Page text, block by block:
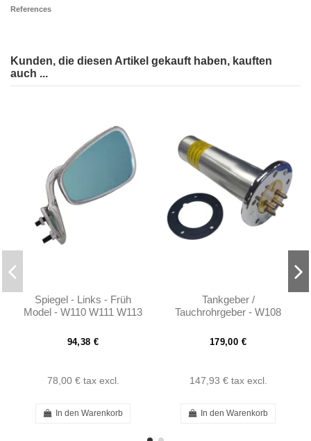
References
Kunden, die diesen Artikel gekauft haben, kauften
auch ...
Spiegel - Links - Früh
Model - W110 W111 W113
94,38 €
78,00 € tax excl.
In den Warenkorb
Tankgeber /
Tauchrohrgeber - W108
W114 W115 -
11005421204 -...
179,00 €
147,93 € tax excl.
In den Warenkorb